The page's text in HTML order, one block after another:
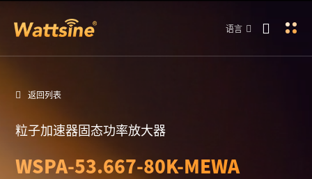
语言
返回列表
粒子加速器固态功率放大器
WSPA-53.667-80K-MEWA